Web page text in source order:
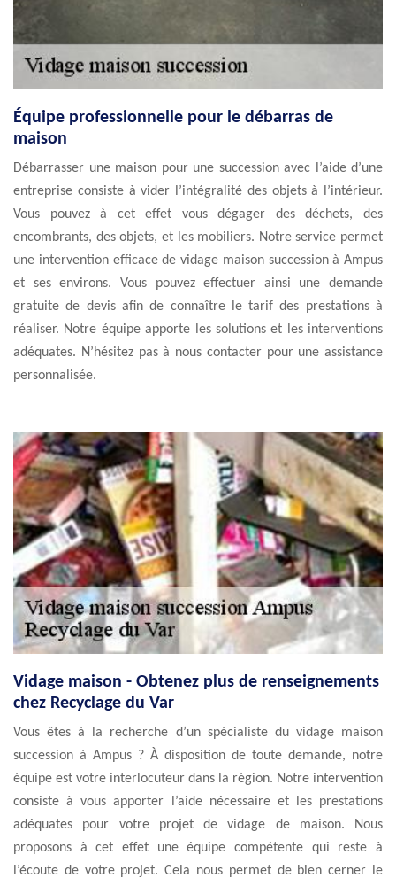
Équipe professionnelle pour le débarras de
maison
Débarrasser une maison pour une succession avec l’aide d’une
entreprise consiste à vider l’intégralité des objets à l’intérieur.
Vous pouvez à cet effet vous dégager des déchets, des
encombrants, des objets, et les mobiliers. Notre service permet
une intervention efficace de vidage maison succession à Ampus
et ses environs. Vous pouvez effectuer ainsi une demande
gratuite de devis afin de connaître le tarif des prestations à
réaliser. Notre équipe apporte les solutions et les interventions
adéquates. N’hésitez pas à nous contacter pour une assistance
personnalisée.
Vidage maison - Obtenez plus de renseignements
chez Recyclage du Var
Vous êtes à la recherche d’un spécialiste du vidage maison
succession à Ampus ? À disposition de toute demande, notre
équipe est votre interlocuteur dans la région. Notre intervention
consiste à vous apporter l’aide nécessaire et les prestations
adéquates pour votre projet de vidage de maison. Nous
proposons à cet effet une équipe compétente qui reste à
l’écoute de votre projet. Cela nous permet de bien cerner le